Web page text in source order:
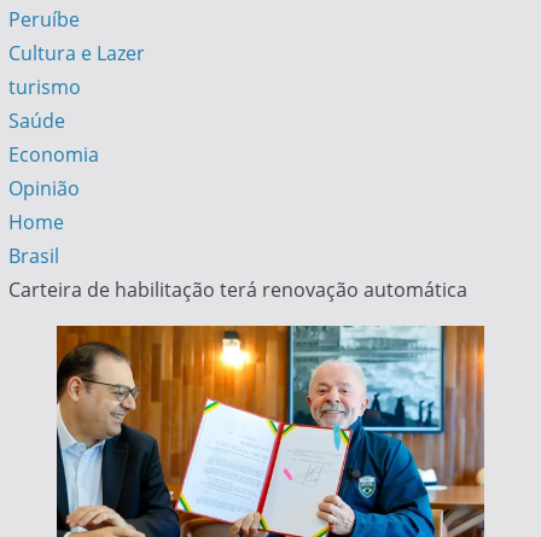
Peruíbe
Cultura e Lazer
turismo
Saúde
Economia
Opinião
Home
Brasil
Carteira de habilitação terá renovação automática